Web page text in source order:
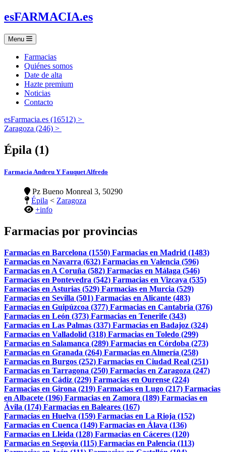
esFARMACIA.es
Menu
Farmacias
Quiénes somos
Date de alta
Hazte premium
Noticias
Contacto
esFarmacia.es (16512) >
Zaragoza (246) >
Épila (1)
Farmacia Andreu Y Fauquet Alfredo
Pz Bueno Monreal 3, 50290
Épila < Zaragoza
+info
Farmacias por provincias
Farmacias en Barcelona (1550) Farmacias en Madrid (1483)
Farmacias en Navarra (632) Farmacias en Valencia (596)
Farmacias en A Coruña (582) Farmacias en Málaga (546)
Farmacias en Pontevedra (542) Farmacias en Vizcaya (535)
Farmacias en Asturias (529) Farmacias en Murcia (529)
Farmacias en Sevilla (501) Farmacias en Alicante (483)
Farmacias en Guipúzcoa (377) Farmacias en Cantabria (376)
Farmacias en León (373) Farmacias en Tenerife (343)
Farmacias en Las Palmas (337) Farmacias en Badajoz (324)
Farmacias en Valladolid (318) Farmacias en Toledo (299)
Farmacias en Salamanca (289) Farmacias en Córdoba (273)
Farmacias en Granada (264) Farmacias en Almería (258)
Farmacias en Burgos (252) Farmacias en Ciudad Real (251)
Farmacias en Tarragona (250) Farmacias en Zaragoza (247)
Farmacias en Cádiz (229) Farmacias en Ourense (224)
Farmacias en Girona (219) Farmacias en Lugo (217) Farmacias
en Albacete (196) Farmacias en Zamora (189) Farmacias en
Ávila (174) Farmacias en Baleares (167)
Farmacias en Huelva (159) Farmacias en La Rioja (152)
Farmacias en Cuenca (149) Farmacias en Álava (136)
Farmacias en Lleida (128) Farmacias en Cáceres (120)
Farmacias en Segovia (115) Farmacias en Palencia (113)